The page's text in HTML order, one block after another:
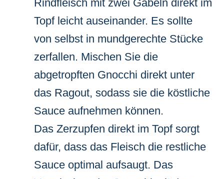
Rindfleisch mit zwei Gabeln direkt im
Topf leicht auseinander. Es sollte
von selbst in mundgerechte Stücke
zerfallen. Mischen Sie die
abgetropften Gnocchi direkt unter
das Ragout, sodass sie die köstliche
Sauce aufnehmen können.
Das Zerzupfen direkt im Topf sorgt
dafür, dass das Fleisch die restliche
Sauce optimal aufsaugt. Das